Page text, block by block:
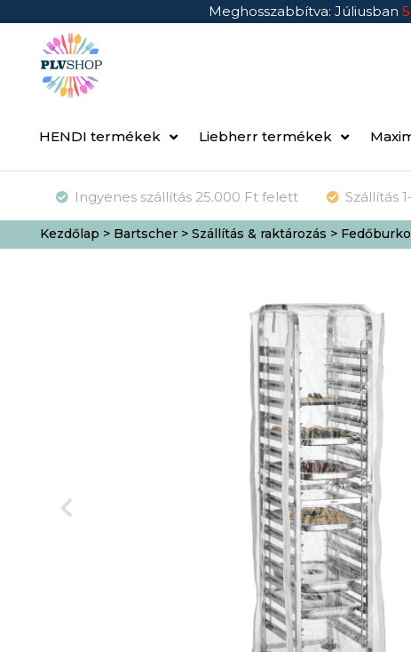
Meghosszabbítva: Júliusban
HENDI termékek Liebherr termékek
Ingyenes szállítás 25.000 Ft felett Szállítás
Kezdőlap > Bartscher> Szállítás & raktározás >